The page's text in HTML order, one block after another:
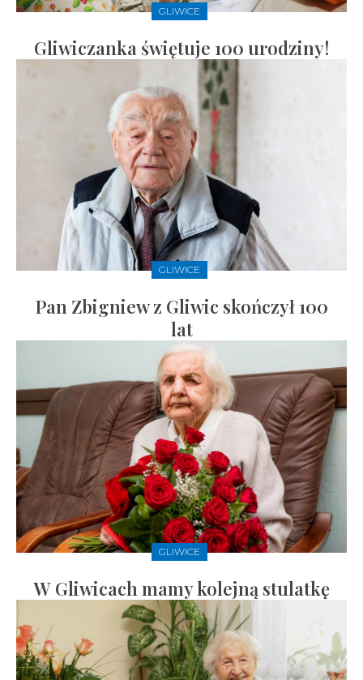
GLIWICE
Gliwiczanka świętuje 100 urodziny!
GLIWICE
Pan Zbigniew z Gliwic skończył 100
lat
GLIWICE
W Gliwicach mamy kolejną stulatkę